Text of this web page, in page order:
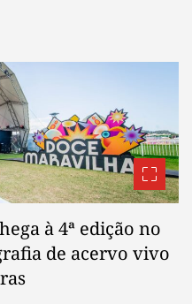
à 4ª edição no
de acervo vivo